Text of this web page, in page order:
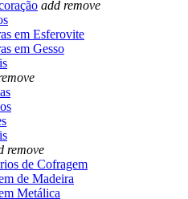
add remove
em Esferovite
em Gesso
remove
de Cofragem
de Madeira
Metálica